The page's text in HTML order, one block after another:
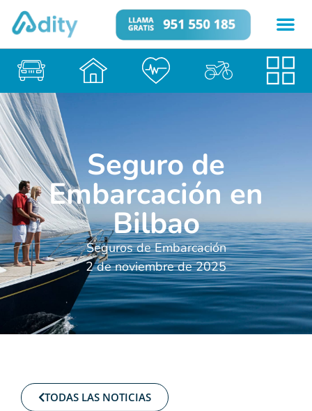
Seguro de
Embarcación en
Bilbao
Seguros de Embarcación
2 de noviembre de 2025
TODAS LAS NOTICIAS